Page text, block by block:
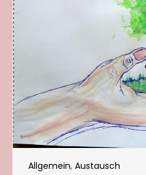
Allgemein, Austausch